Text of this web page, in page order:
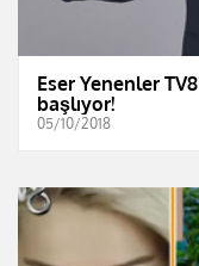
Eser Yenenler
başlıyor!
05/10/2018